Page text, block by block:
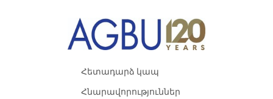
Հետադարձ կապ
Հնարավորություններ